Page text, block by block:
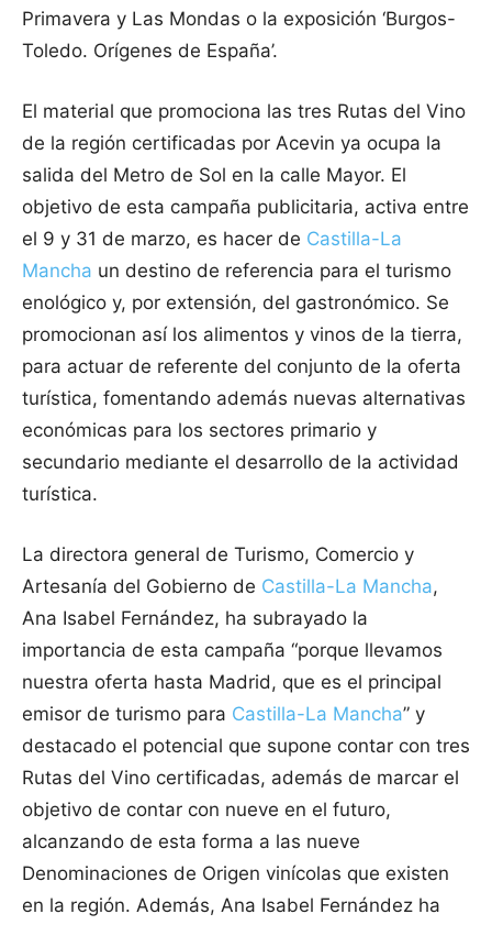
Primavera y Las Mondas o la exposición ‘Burgos-
Toledo. Orígenes de España’.
El material que promociona las tres Rutas del Vino
de la región certificadas por Acevin ya ocupa la
salida del Metro de Sol en la calle Mayor. El
objetivo de esta campaña publicitaria, activa entre
el 9 y 31 de marzo, es hacer de Castilla-La
Mancha un destino de referencia para el turismo
enológico y, por extensión, del gastronómico. Se
promocionan así los alimentos y vinos de la tierra,
para actuar de referente del conjunto de la oferta
turística, fomentando además nuevas alternativas
económicas para los sectores primario y
secundario mediante el desarrollo de la actividad
turística.
La directora general de Turismo, Comercio y
Artesanía del Gobierno de Castilla-La Mancha,
Ana Isabel Fernández, ha subrayado la
importancia de esta campaña “porque llevamos
nuestra oferta hasta Madrid, que es el principal
emisor de turismo para Castilla-La Mancha” y
destacado el potencial que supone contar con tres
Rutas del Vino certificadas, además de marcar el
objetivo de contar con nueve en el futuro,
alcanzando de esta forma a las nueve
Denominaciones de Origen vinícolas que existen
en la región. Además, Ana Isabel Fernández ha